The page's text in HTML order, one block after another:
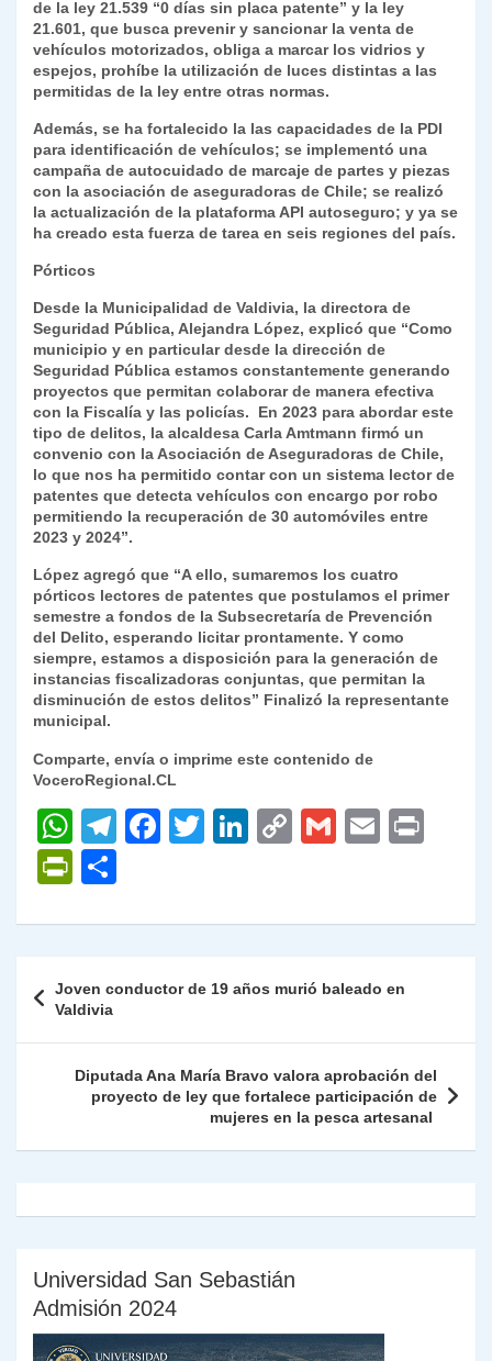
de la ley 21.539 “0 días sin placa patente” y la ley
21.601, que busca prevenir y sancionar la venta de
vehículos motorizados, obliga a marcar los vidrios y
espejos, prohíbe la utilización de luces distintas a las
permitidas de la ley entre otras normas.
Además, se ha fortalecido la las capacidades de la PDI
para identificación de vehículos; se implementó una
campaña de autocuidado de marcaje de partes y piezas
con la asociación de aseguradoras de Chile; se realizó
la actualización de la plataforma API autoseguro; y ya se
ha creado esta fuerza de tarea en seis regiones del país.
Pórticos
Desde la Municipalidad de Valdivia, la directora de
Seguridad Pública, Alejandra López, explicó que “Como
municipio y en particular desde la dirección de
Seguridad Pública estamos constantemente generando
proyectos que permitan colaborar de manera efectiva
con la Fiscalía y las policías. En 2023 para abordar este
tipo de delitos, la alcaldesa Carla Amtmann firmó un
convenio con la Asociación de Aseguradoras de Chile,
lo que nos ha permitido contar con un sistema lector de
patentes que detecta vehículos con encargo por robo
permitiendo la recuperación de 30 automóviles entre
2023 y 2024”.
López agregó que “A ello, sumaremos los cuatro
pórticos lectores de patentes que postulamos el primer
semestre a fondos de la Subsecretaría de Prevención
del Delito, esperando licitar prontamente. Y como
siempre, estamos a disposición para la generación de
instancias fiscalizadoras conjuntas, que permitan la
disminución de estos delitos” Finalizó la representante
municipal.
Comparte, envía o imprime este contenido de
VoceroRegional.CL
W
h
at
s
p
p
T
gr
m
F
e
o
o
k
T
er
Li
e
n
C
y
n
k
G
l
E
l
P
nt
ie
n
dl
m
ar
tir
de
entradas
Joven conductor de 19 años murió baleado en
Valdivia
Diputada Ana María Bravo valora aprobación del
proyecto de ley que fortalece participación de
mujeres en la pesca artesanal
Universidad San Sebastián
Admisión 2024